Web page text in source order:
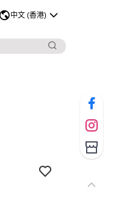
中文 (香港)